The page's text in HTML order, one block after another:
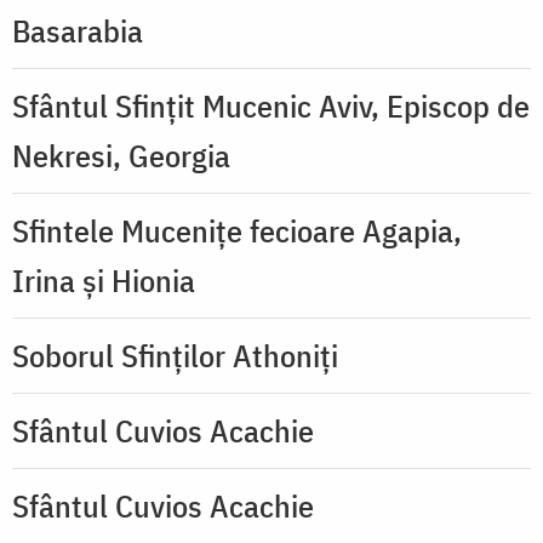
Basarabia
Sfântul Sfințit Mucenic Aviv, Episcop de
Nekresi, Georgia
Sfintele Mucenițe fecioare Agapia,
Irina și Hionia
Soborul Sfinților Athoniți
Sfântul Cuvios Acachie
Sfântul Cuvios Acachie